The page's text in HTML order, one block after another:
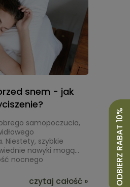
snem - jak
samopoczucia,
Niestety, szybkie
nawyki mogą
nocnego
umysł, wyciszyć
czytaj całość » ODBIERZ RABAT 10%